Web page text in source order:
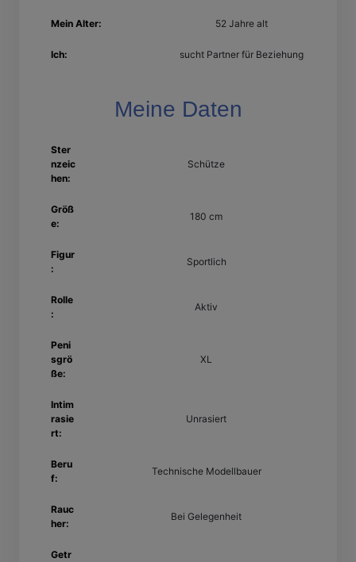
Mein Alter: 52 Jahre alt
Ich: sucht Partner für Beziehung
Meine Daten
Ster
nzeic
hen:
Schütze
Größ
e:
180 cm
Figur
:
Sportlich
Rolle
:
Aktiv
Peni
sgrö
ße:
XL
Intim
rasie
rt:
Unrasiert
Beru
f:
Technische Modellbauer
Rauc
her:
Bei Gelegenheit
Getr